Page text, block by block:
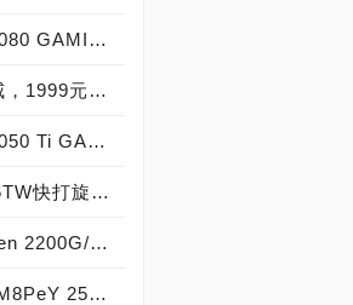
MSI GeForce GTX 1080 GAMING X 8G實測開箱，史上最強大Pascal自製顯示卡全面來襲！
淘寶網洋垃圾再顯神威，1999元買到8核心16執行緒Xeon E5-2670神器級處理器！
MSI GeForce GTX 1050 Ti GAMING X 4G實測開箱，中階電競顯示卡中的玩家精品！
微星MSI Aegis X-026TW快打旋風V同梱版實測開箱，VR電競桌機的頂尖之作！
捉對廝殺：AMD Ryzen 2200G/2400G VS Intel Core i3-8100/i5-8400
「浦科特 PLEXTOR M8PeY 256GB、512GB、1TB」實測開箱，玩家級NVMe型PCIe 3.0 x4 SSD效能實測大作戰！